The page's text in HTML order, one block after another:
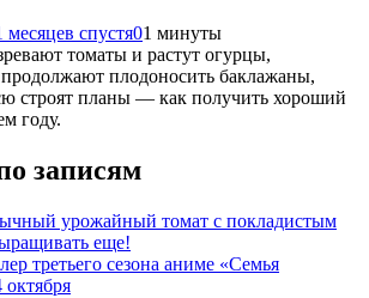
месяцев спустя01 минуты
томаты и растут огурцы,
плодоносить баклажаны,
строят планы — как получить хороший
году.
записям
урожайный томат с покладистым
еще!
третьего сезона аниме «Семья